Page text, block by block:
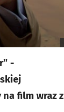
-
film wraz z